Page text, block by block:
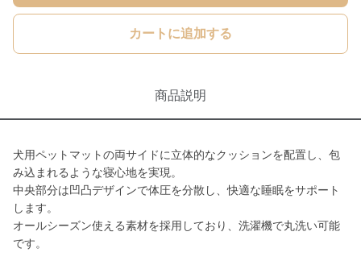
カートに追加する
商品説明
犬用ペットマットの両サイドに立体的なクッションを配置し、包
み込まれるような寝心地を実現。
中央部分は凹凸デザインで体圧を分散し、快適な睡眠をサポート
します。
オールシーズン使える素材を採用しており、洗濯機で丸洗い可能
です。